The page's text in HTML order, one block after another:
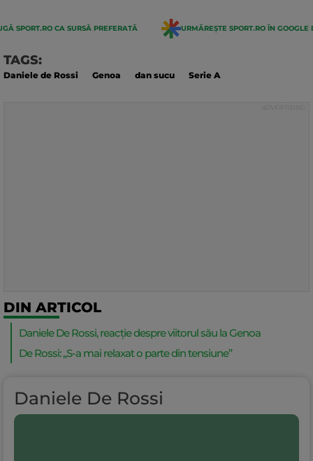
SPORT.RO CA SURSĂ PREFERATĂ URMĂREȘTE SPORT.RO ÎN GOOGLE
TAGS:
Daniele de Rossi Genoa dan sucu Serie A
DIN ARTICOL
Daniele De Rossi, reacție despre viitorul său la Genoa
De Rossi: „S-a mai relaxat o parte din tensiune”
Daniele De Rossi